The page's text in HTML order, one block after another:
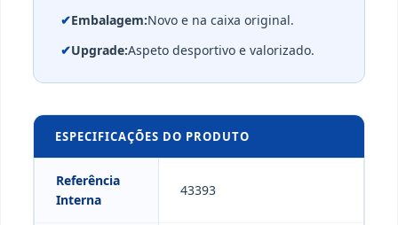
✔Embalagem:Novo e na caixa original.
✔Upgrade:Aspeto desportivo e valorizado.
ESPECIFICAÇÕES DO PRODUTO
Referência
Interna
43393